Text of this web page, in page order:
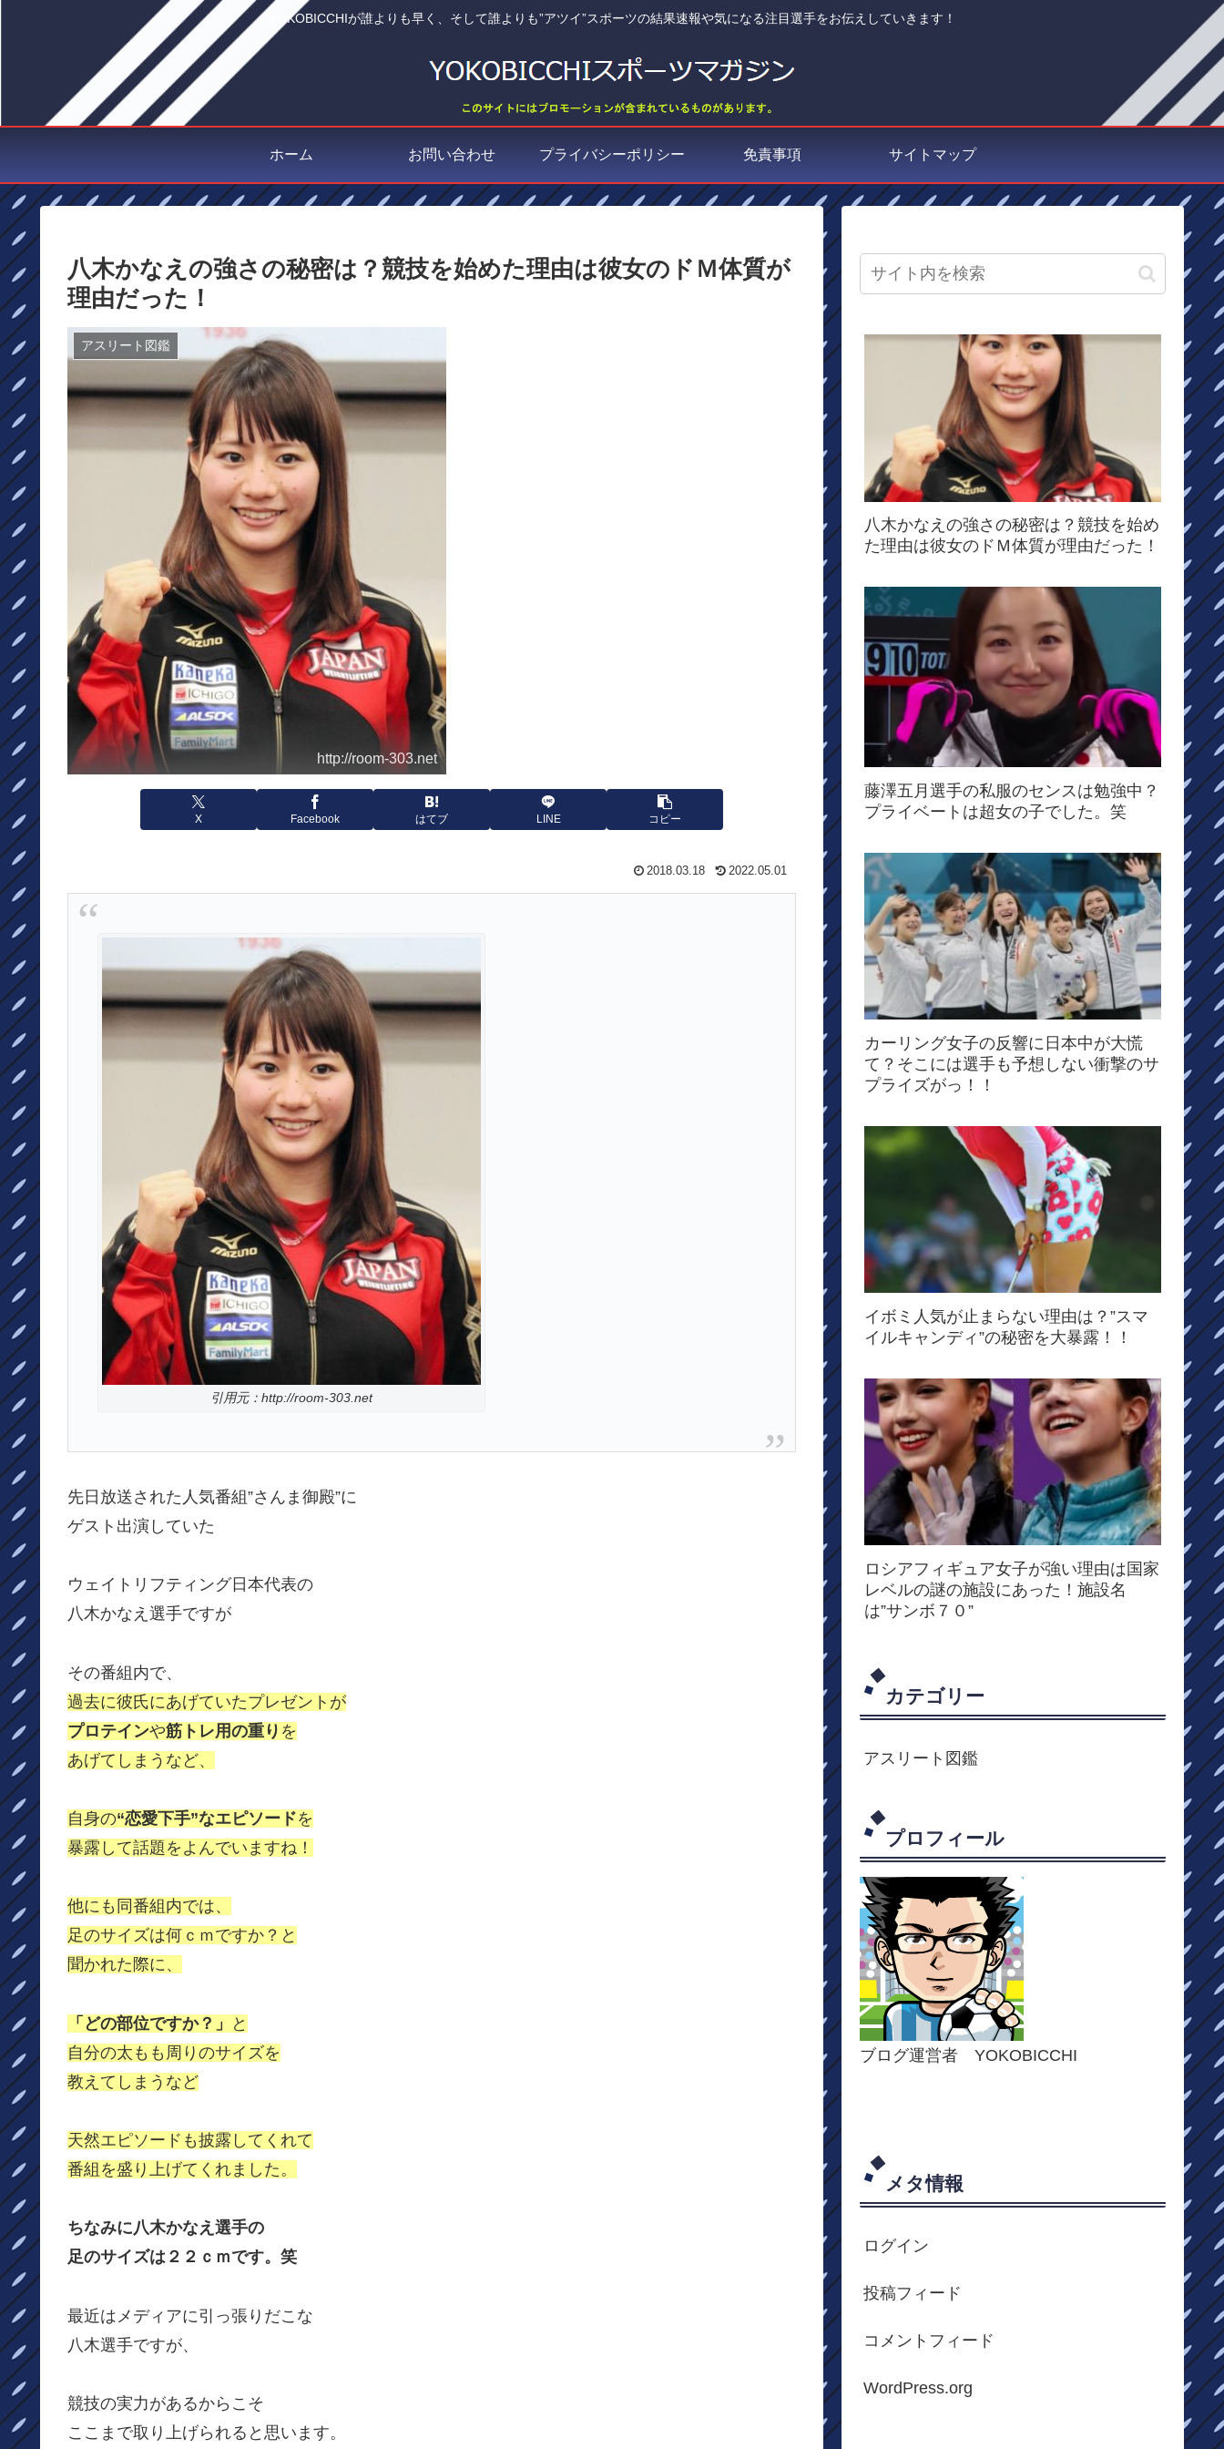
YOKOBICCHIが誰よりも早く、そして誰よりも”アツイ”スポーツの結果速報や気になる注目選手をお伝えしていきます！
ホーム お問い合わせ プライバシーポリシー 免責事項 サイトマップ
八木かなえの強さの秘密は？競技を始めた理由は彼女のドＭ体質が
理由だった！
アスリート図鑑
http://room-303.net
X Facebook はてブ LINE コピー
2018.03.18 2022.05.01
引用元：http://room-303.net
先日放送された人気番組”さんま御殿”に
ゲスト出演していた
ウェイトリフティング日本代表の
八木かなえ選手ですが
その番組内で、
過去に彼氏にあげていたプレゼントが
プロテインや筋トレ用の重り を
あげてしまうなど、
自身の“恋愛下手”なエピソードを
暴露して話題をよんでいますね！
他にも同番組内では、
足のサイズは何ｃｍですか？と
聞かれた際に、
「どの部位ですか？」
と
自分の太もも周りのサイズを
教えてしまうなど
天然エピソードも披露してくれて
番組を盛り上げてくれました。
ちなみに八木かなえ選手の
足のサイズは２２ｃｍです。笑
最近はメディアに引っ張りだこな
八木選手ですが、
競技の実力があるからこそ
ここまで取り上げられると思います。
八木かなえの強さの秘密は？競技を始め
た理由は彼女のドＭ体質が理由だった！
藤澤五月選手の私服のセンスは勉強中？
プライベートは超女の子でした。笑
カーリング女子の反響に日本中が大慌
て？そこには選手も予想しない衝撃のサ
プライズがっ！！
イボミ人気が止まらない理由は？”スマ
イルキャンディ”の秘密を大暴露！！
ロシアフィギュア女子が強い理由は国家
レベルの謎の施設にあった！施設名
は”サンボ７０”
カテゴリー
アスリート図鑑
プロフィール
ブログ運営者 YOKOBICCHI
メタ情報
ログイン
投稿フィード
コメントフィード
WordPress.org